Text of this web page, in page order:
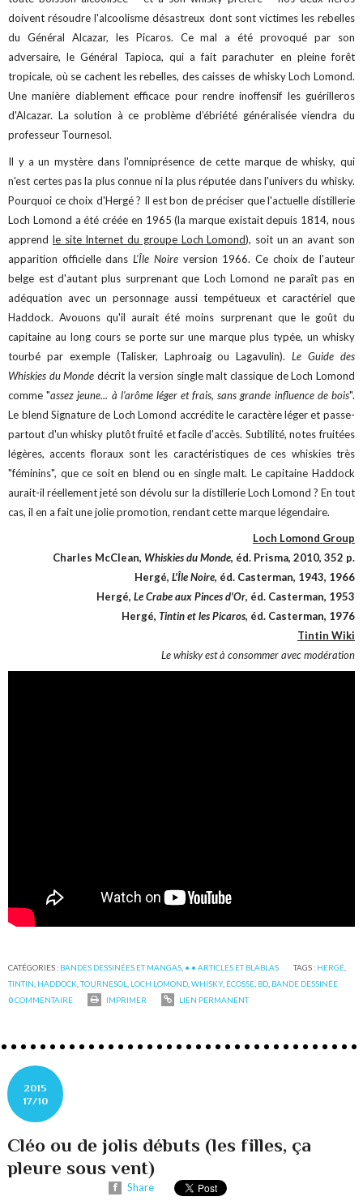
doivent résoudre l'alcoolisme désastreux dont sont victimes les rebelles
du Général Alcazar, les Picaros. Ce mal a été provoqué par son
adversaire, le Général Tapioca, qui a fait parachuter en pleine forêt
tropicale, où se cachent les rebelles, des caisses de whisky Loch Lomond.
Une manière diablement efficace pour rendre inoffensif les guérilleros
d'Alcazar. La solution à ce problème d’ébriété généralisée viendra du
professeur Tournesol.
Il y a un mystère dans l'omniprésence de cette marque de whisky, qui
n'est certes pas la plus connue ni la plus réputée dans l'univers du whisky.
Pourquoi ce choix d'Hergé ? Il est bon de préciser que l'actuelle distillerie
Loch Lomond a été créée en 1965 (la marque existait depuis 1814, nous
apprend le site Internet du groupe Loch Lomond), soit un an avant son
apparition officielle dansL'Île Noireversion 1966. Ce choix de l'auteur
belge est d'autant plus surprenant que Loch Lomond ne paraît pas en
adéquation avec un personnage aussi tempétueux et caractériel que
Haddock. Avouons qu'il aurait été moins surprenant que le goût du
capitaine au long cours se porte sur une marque plus typée, un whisky
tourbé par exemple (Talisker, Laphroaig ou Lagavulin). Le Guide des
Whiskies du Monde décrit la version single malt classique de Loch Lomond
comme "assez jeune... à l'arôme léger et frais, sans grande influence de bois".
Le blend Signature de Loch Lomond accrédite le caractère léger et passe-
partout d'un whisky plutôt fruité et facile d'accès. Subtilité, notes fruitées
légères, accents floraux sont les caractéristiques de ces whiskies très
"féminins", que ce soit en blend ou en single malt. Le capitaine Haddock
aurait-il réellement jeté son dévolu sur la distillerie Loch Lomond ? En tout
cas, il en a fait une jolie promotion, rendant cette marque légendaire.
Loch Lomond Group
Charles McClean, Whiskies du Monde, éd. Prisma, 2010, 352 p.
Hergé, L'Île Noire, éd. Casterman, 1943, 1966
Hergé, Le Crabe aux Pinces d'Or, éd. Casterman, 1953
Hergé, Tintin et les Picaros, éd. Casterman, 1976
Tintin Wiki
Le whisky est à consommer avec modération
CATÉGORIES : BANDES DESSINÉES ET MANGAS, • • ARTICLES ET BLABLAS TAGS : HERGÉ,
TINTIN, HADDOCK,TOURNESOL, LOCH LOMOND,WHISKY, ÉCOSSE, BD, BANDE DESSINÉE
0COMMENTAIRE IMPRIMER LIEN PERMANENT
2015
17/10
Cléo ou de jolis débuts (les filles, ça
pleure sous vent)
Share